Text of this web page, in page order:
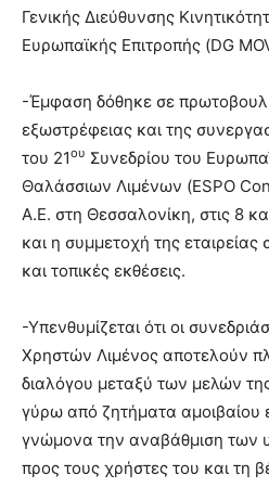
Γενικής Διεύθυνσης
Ευρωπαϊκής Επιτροπής (DG
-Έμφαση δόθηκε σε
εξωστρέφειας και της
του 21ου Συνεδρίου του
Θαλάσσιων Λιμένων (ESPO
Α.Ε. στη Θεσσαλονίκη, στις 8
και η συμμετοχή της εταιρείας
και τοπικές εκθέσεις.
-Υπενθυμίζεται ότι οι
Χρηστών Λιμένος αποτελούν
διαλόγου μεταξύ των μελών
γύρω από ζητήματα αμοιβαίου
γνώμονα την αναβάθμιση των
προς τους χρήστες του και τη